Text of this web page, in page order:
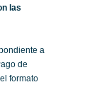
las
a
de
formato